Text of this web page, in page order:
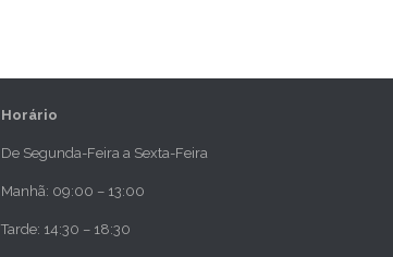
Horário
De Segunda-Feira a Sexta-Feira
Manhã: 09:00 – 13:00
Tarde: 14:30 – 18:30